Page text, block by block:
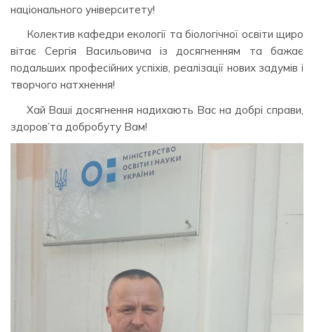
національного університету!
Колектив кафедри екології та біологічної освіти щиро
вітає Сергія Васильовича із досягненням та бажає
подальших професійних успіхів, реалізації нових задумів і
творчого натхнення!
Хай Ваші досягнення надихають Вас на добрі справи,
здоров’та добробуту Вам!